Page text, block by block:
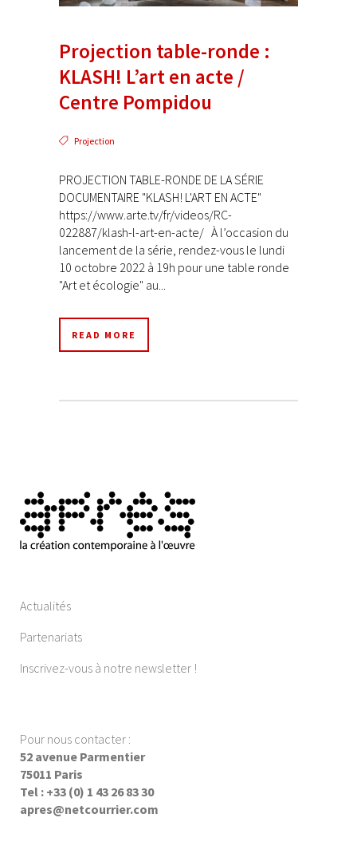
Projection table-ronde :
KLASH! L’art en acte /
Centre Pompidou
Projection
PROJECTION TABLE-RONDE DE LA SÉRIE
DOCUMENTAIRE "KLASH! L'ART EN ACTE"
https://www.arte.tv/fr/videos/RC-
022887/klash-l-art-en-acte/ À l’occasion du
lancement de la série, rendez-vous le lundi
10 octobre 2022 à 19h pour une table ronde
"Art et écologie" au...
READ MORE
Actualités
Partenariats
Inscrivez-vous à notre newsletter !
Pour nous contacter :
52 avenue Parmentier
75011 Paris
Tel : +33 (0) 1 43 26 83 30
apres@netcourrier.com